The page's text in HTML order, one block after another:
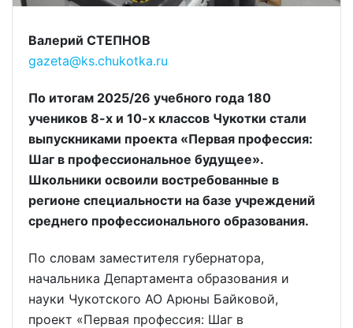
Валерий СТЕПНОВ
gazeta@ks.chukotka.ru
По итогам 2025/26 учебного года 180
учеников 8-х и 10-х классов Чукотки стали
выпускниками проекта «Первая профессия:
Шаг в профессиональное будущее».
Школьники освоили востребованные в
регионе специальности на базе учреждений
среднего профессионального образования.
По словам заместителя губернатора,
начальника Департамента образования и
науки Чукотского АО Арюны Байковой,
проект «Первая профессия: Шаг в